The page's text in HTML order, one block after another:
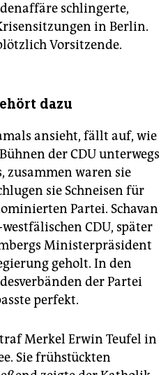
schlingerte,
in Berlin.
Vorsitzende.
dazu
ansieht, fällt auf, wie
der CDU unterwegs
zusammen waren sie
sie Schneisen für
Partei. Schavan
CDU, später
Ministerpräsident
geholt. In den
der Partei
perfekt.
Merkel Erwin Teufel in
Sie frühstückten